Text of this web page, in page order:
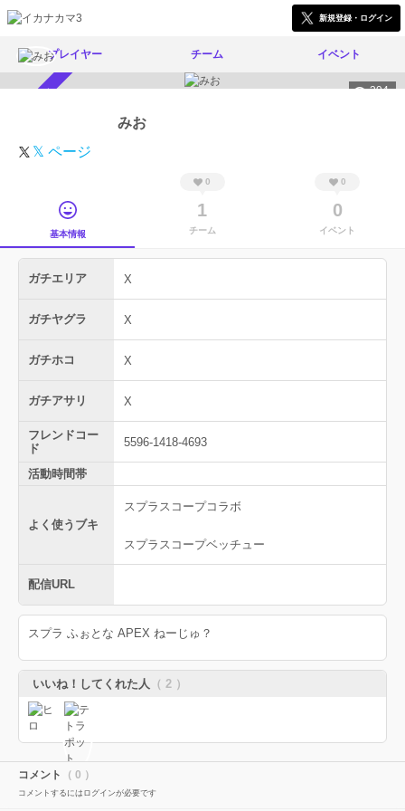
新規登録・ログイン
プレイヤー チーム イベント
394
みお
𝕏 ページ
基本情報
0
1
チーム
0
0
イベント
ガチエリア X
ガチヤグラ X
ガチホコ X
ガチアサリ X
フレンドコー
ド
5596-1418-4693
活動時間帯
よく使うブキ
スプラスコープコラボ
スプラスコープベッチュー
配信URL
スプラ ふぉとな APEX ねーじゅ？
いいね！してくれた人 （ 2 ）
コメント （ 0 ）
コメントするにはログインが必要です